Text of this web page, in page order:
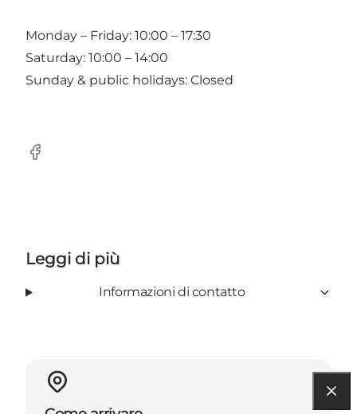
Monday – Friday: 10:00 – 17:30
Saturday: 10:00 – 14:00
Sunday & public holidays: Closed
Facebook
Leggi di più
Informazioni di contatto